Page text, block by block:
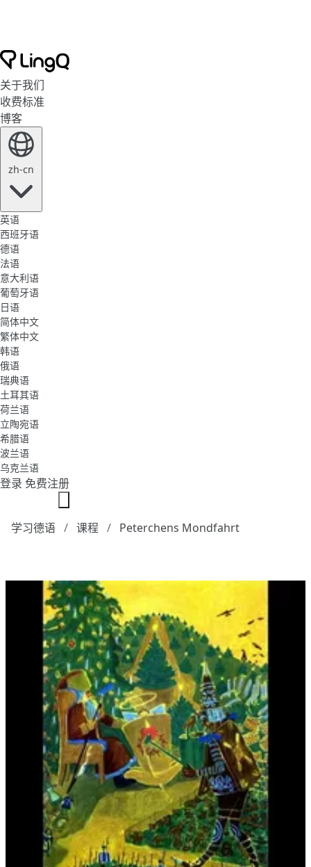
关于我们
收费标准
博客
zh-cn
英语
西班牙语
德语
法语
意大利语
葡萄牙语
日语
简体中文
繁体中文
韩语
俄语
瑞典语
土耳其语
荷兰语
立陶宛语
希腊语
波兰语
乌克兰语
登录 免费注册
学习德语 课程 Peterchens Mondfahrt